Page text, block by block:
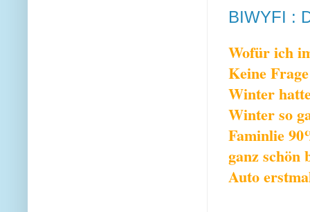
BIWYFI :
Wofür ich
Keine
Winter
Winter so
Faminlie
ganz schön
Auto